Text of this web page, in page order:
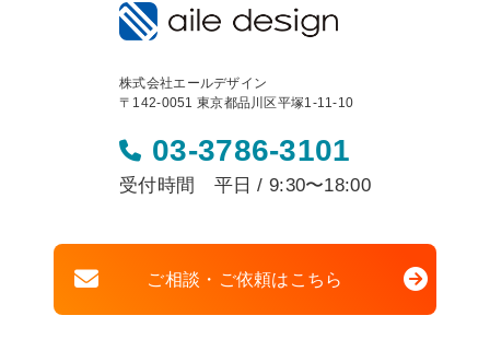
株式会社エールデザイン
〒142-0051 東京都品川区平塚1-11-10
03-3786-3101
受付時間 平日 / 9:30〜18:00
ご相談・ご依頼はこちら